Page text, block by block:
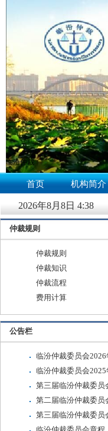
临汾仲裁
null 首页 机构简介
2026年8月8日 4:38
仲裁规则
仲裁规则
仲裁知识
仲裁流程
费用计算
公告栏
临汾仲裁委员会2026
临汾仲裁委员会2025
第三届临汾仲裁委员
第二届临汾仲裁委员
第三届临汾仲裁委员